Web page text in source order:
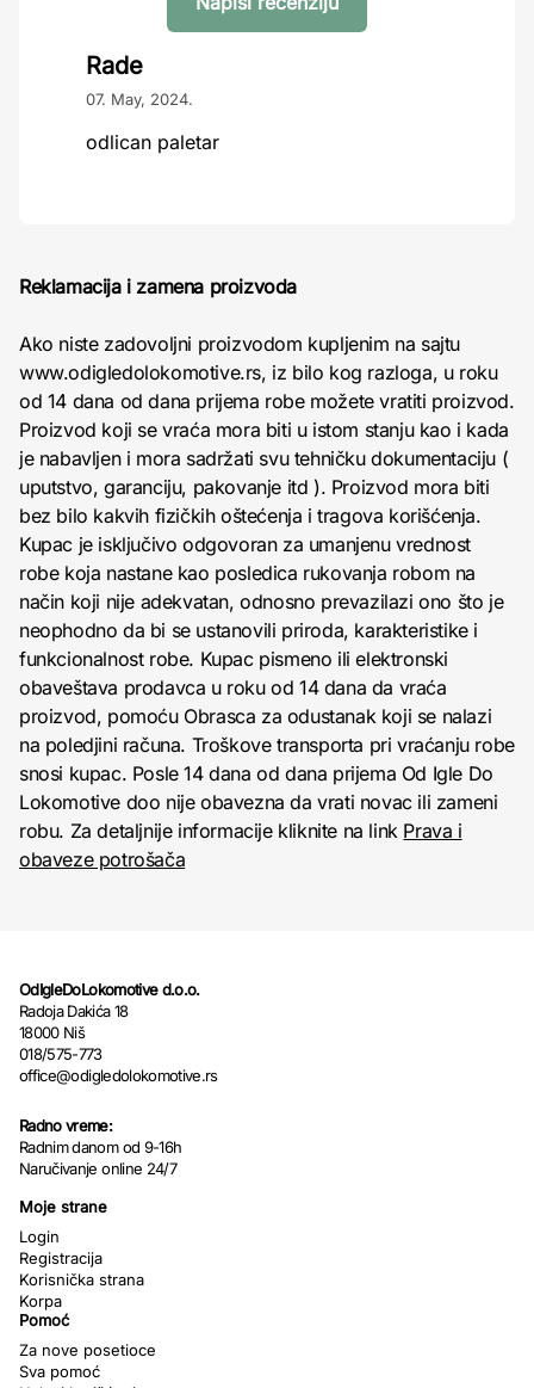
Rade
07. May, 2024.
odlican paletar
Reklamacija i zamena proizvoda
Ako niste zadovoljni proizvodom kupljenim na sajtu
www.odigledolokomotive.rs, iz bilo kog razloga, u roku
od 14 dana od dana prijema robe možete vratiti proizvod.
Proizvod koji se vraća mora biti u istom stanju kao i kada
je nabavljen i mora sadržati svu tehničku dokumentaciju (
uputstvo, garanciju, pakovanje itd ). Proizvod mora biti
bez bilo kakvih fizičkih oštećenja i tragova korišćenja.
Kupac je isključivo odgovoran za umanjenu vrednost
robe koja nastane kao posledica rukovanja robom na
način koji nije adekvatan, odnosno prevazilazi ono što je
neophodno da bi se ustanovili priroda, karakteristike i
funkcionalnost robe. Kupac pismeno ili elektronski
obaveštava prodavca u roku od 14 dana da vraća
proizvod, pomoću Obrasca za odustanak koji se nalazi
na poledjini računa. Troškove transporta pri vraćanju robe
snosi kupac. Posle 14 dana od dana prijema Od Igle Do
Lokomotive doo nije obavezna da vrati novac ili zameni
robu. Za detaljnije informacije kliknite na link Prava i
obaveze potrošača
OdIgleDoLokomotive d.o.o.
Radoja Dakića 18
18000 Niš
018/575-773
office@odigledolokomotive.rs
Radno vreme:
Radnim danom od 9-16h
Naručivanje online 24/7
Moje strane
Login
Registracija
Korisnička strana
Korpa
Pomoć
Za nove posetioce
Sva pomoć